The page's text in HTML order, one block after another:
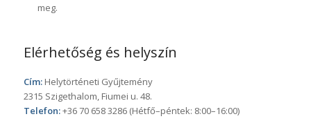
meg.
Elérhetőség és helyszín
Cím:Helytörténeti Gyűjtemény
2315 Szigethalom, Fiumei u. 48.
Telefon:+36 70 658 3286 (Hétfő–péntek: 8:00–16:00)